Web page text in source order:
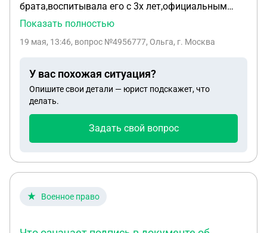
брата,воспитывала его с 3х лет,официальным
опекуном,получала опекунские на него. За свое
жена,имеет ли моя бабушка право на выплаты?и
фактического воспитателя,она растила нас Двоих
за меня денег не получала,только опекунские за
брата и пенсию ,сейчас ей 75 лет.брат прописан с
Показать полностью
19 мая, 13:46, вопрос №4956777, Ольга, г. Москва
У вас похожая ситуация?
Опишите свои детали — юрист подскажет, что
делать.
Задать свой вопрос
Военное право